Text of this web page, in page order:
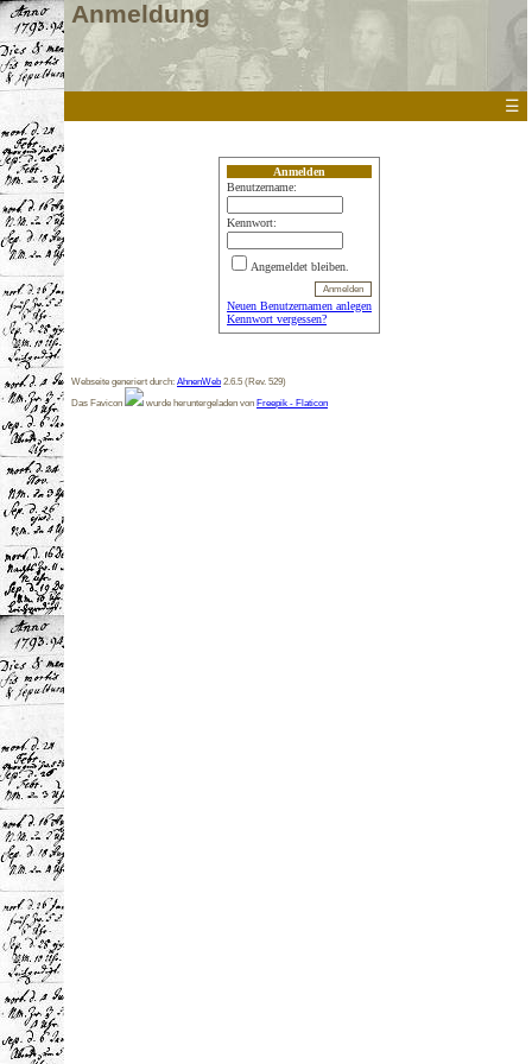
Anmeldung
☰
Anmelden
Benutzername:
Kennwort:
Angemeldet bleiben.
Neuen Benutzernamen anlegen
Kennwort vergessen?
Webseite generiert durch: AhnenWeb 2.6.5 (Rev. 529)
Das Favicon
wurde heruntergeladen von Freepik - Flaticon